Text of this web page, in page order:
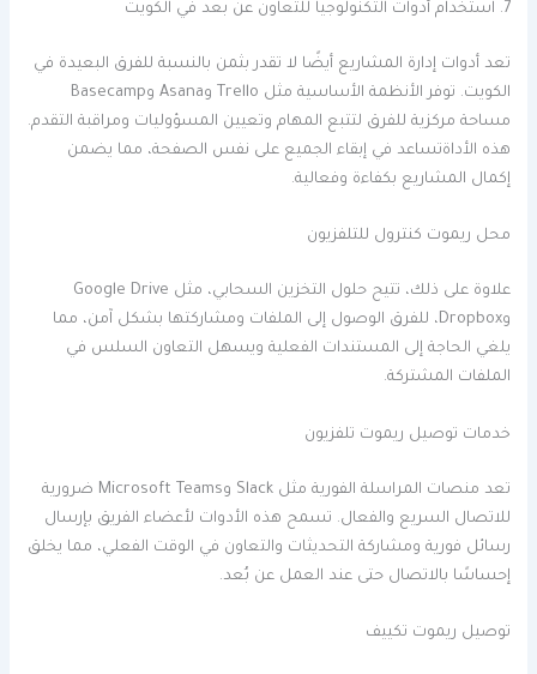
7. استخدام أدوات التكنولوجيا للتعاون عن بعد في الكويت
تعد أدوات إدارة المشاريع أيضًا لا تقدر بثمن بالنسبة للفرق البعيدة في
الكويت. توفر الأنظمة الأساسية مثل Trello وAsana وBasecamp
مساحة مركزية للفرق لتتبع المهام وتعيين المسؤوليات ومراقبة التقدم.
هذه الأداةتساعد في إبقاء الجميع على نفس الصفحة، مما يضمن
إكمال المشاريع بكفاءة وفعالية.
محل ريموت كنترول للتلفزيون
علاوة على ذلك، تتيح حلول التخزين السحابي، مثل Google Drive
وDropbox، للفرق الوصول إلى الملفات ومشاركتها بشكل آمن، مما
يلغي الحاجة إلى المستندات الفعلية ويسهل التعاون السلس في
الملفات المشتركة.
خدمات توصيل ريموت تلفزيون
تعد منصات المراسلة الفورية مثل Slack وMicrosoft Teams ضرورية
للاتصال السريع والفعال. تسمح هذه الأدوات لأعضاء الفريق بإرسال
رسائل فورية ومشاركة التحديثات والتعاون في الوقت الفعلي، مما يخلق
إحساسًا بالاتصال حتى عند العمل عن بُعد.
توصيل ريموت تكييف